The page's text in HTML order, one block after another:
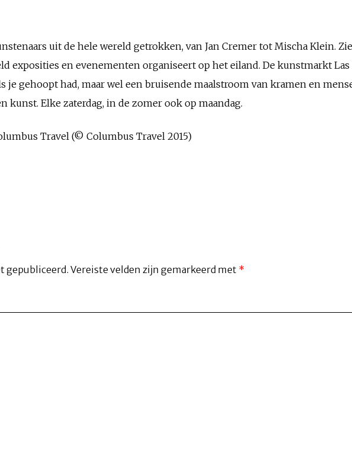
uit de hele wereld getrokken, van Jan Cremer tot Mischa Klein.
exposities en evenementen organiseert op het eiland. De kunstmarkt Las
je gehoopt had, maar wel een bruisende maalstroom van kramen en
kunst. Elke zaterdag, in de zomer ook op maandag.
Travel (© Columbus Travel 2015)
gepubliceerd. Vereiste velden zijn gemarkeerd met *